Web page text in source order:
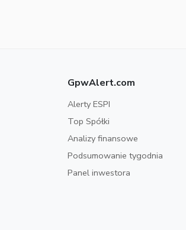
GpwAlert.com
Alerty ESPI
Top Spółki
Analizy finansowe
Podsumowanie tygodnia
Panel inwestora